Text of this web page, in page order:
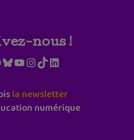
nous !
Bluesky
YouTube
Instagram
TikTokLinkedIn
la newsletter
numérique